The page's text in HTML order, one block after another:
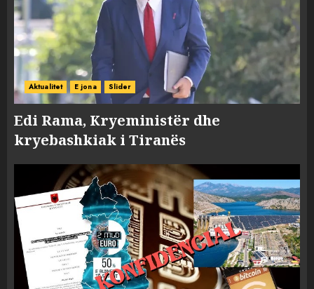
Aktualitet E jona Slider
Edi Rama, Kryeministër dhe
kryebashkiak i Tiranës